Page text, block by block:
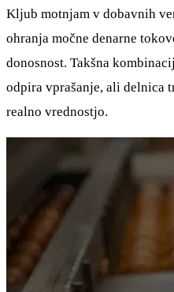
Kljub motnjam v dobavnih
ohranja močne denarne
donosnost. Takšna
odpira vprašanje, ali delnica
realno vrednostjo.